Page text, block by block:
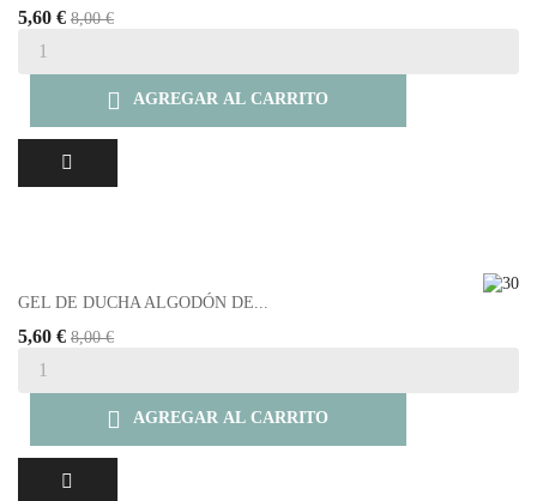
5,60 € 8,00 €
 AGREGAR AL CARRITO
GEL DE DUCHA ALGODÓN DE...
5,60 € 8,00 €
 AGREGAR AL CARRITO